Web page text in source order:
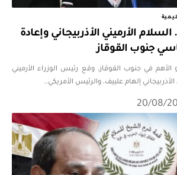
الأرميني الأذربيجاني وإعادة
جنوب القوقاز
في جنوب القوقاز، وقع رئيس الوزراء الأرميني
إلهام علييف، والرئيس الأمريكي…
20/08/